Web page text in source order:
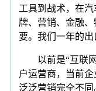
工具到战术，在
牌、营销、金融
要。我们一年的出
以前是“互联网
户运营商，当前
泛泛营销完全不